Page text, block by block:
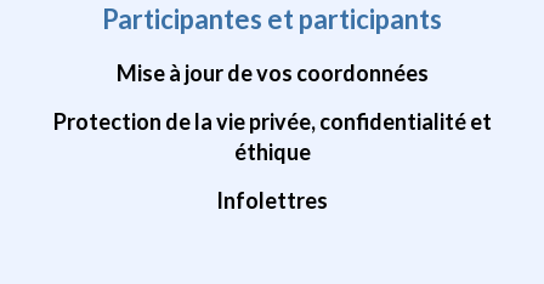
Participantes et participants
Mise à jour de vos coordonnées
Protection de la vie privée, confidentialité et
éthique
Infolettres